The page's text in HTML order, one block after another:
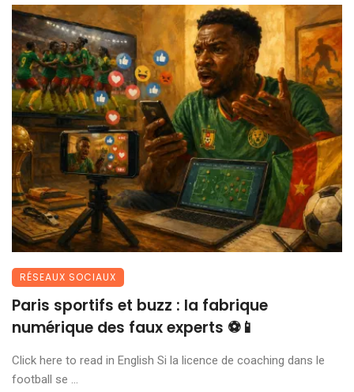
RÉSEAUX SOCIAUX
Paris sportifs et buzz : la fabrique
numérique des faux experts ⚽📱
Click here to read in English Si la licence de coaching dans le
football se ...